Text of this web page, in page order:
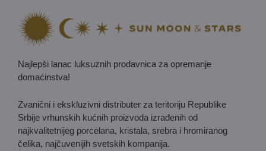
Najlepši lanac luksuznih prodavnica za opremanje
domaćinstva!
Zvanični i ekskluzivni distributer za teritoriju Republike
Srbije vrhunskih kućnih proizvoda izrađenih od
najkvalitetnijeg porcelana, kristala, srebra i hromiranog
čelika, najčuvenijih svetskih kompanija.